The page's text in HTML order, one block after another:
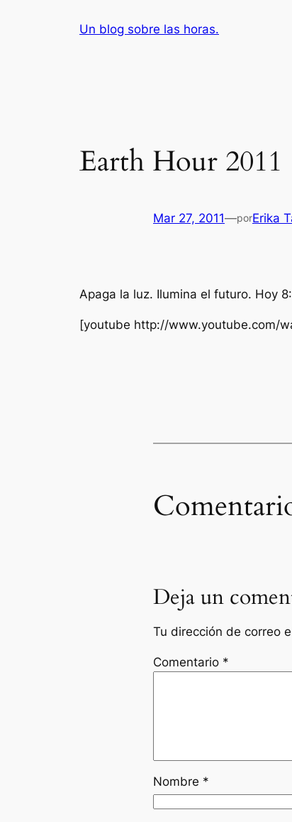
Un blog sobre las horas.
Earth Hour 2011
Mar 27, 2011—porErika
Apaga la luz. Ilumina el futuro. Hoy
[youtube http://www.youtube.com/
Deja un
Tu dirección de correo
Comentario *
Nombre *